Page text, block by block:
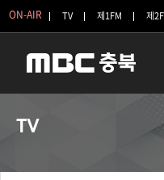
ON-AIR TV 제1FM 제
TV